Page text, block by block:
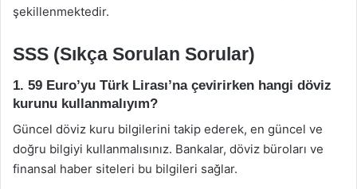
şekillenmektedir.
SSS (Sıkça Sorulan Sorular)
1. 59 Euro’yu Türk Lirası’na çevirirken hangi döviz
kurunu kullanmalıyım?
Güncel döviz kuru bilgilerini takip ederek, en güncel ve
doğru bilgiyi kullanmalısınız. Bankalar, döviz büroları ve
finansal haber siteleri bu bilgileri sağlar.